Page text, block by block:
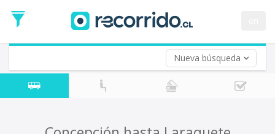
Nueva búsqueda
de
Ida
Vuelta (opcional)
Fecha
de